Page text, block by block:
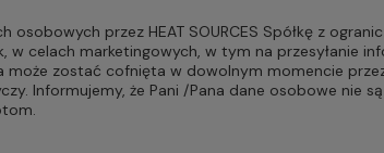
przez HEAT SOURCES Spółkę z
w celach marketingowych, w tym na przesyłanie
może zostać cofnięta w dowolnym momencie
Informujemy, że Pani /Pana dane osobowe nie